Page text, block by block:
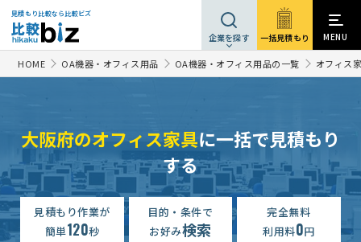
見積もり比較なら比較ビズ
企業を探す 一括見積もり MENU
HOME OA機器・オフィス用品 OA機器・オフィス用品の一覧 オフィス
大阪府のオフィス家具に一括で見積もり
する
見積もり作業が
簡単120秒
目的・条件で
お好み検索
完全無料
利用料0円